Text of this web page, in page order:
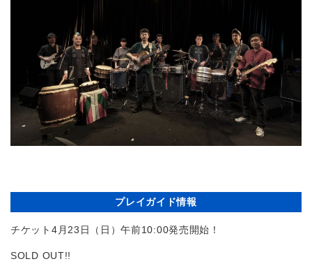
プレイガイド情報
チケット4月23日（日）午前10:00発売開始！
SOLD OUT!!